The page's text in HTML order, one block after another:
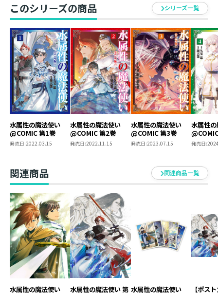
が始まる！
マイペースすぎる最強水魔法使いの気ままな冒険譚、待
望のコミカライズ第二弾！
このシリーズの商品 シリーズ一覧
水属性の魔法使い
@COMIC 第1巻
発売日:2022.03.15
水属性の魔法使い
@COMIC 第2巻
発売日:2022.11.15
水属性の魔法使い
@COMIC 第3巻
発売日:2023.07.15
水属性
発売日:
関連商品 関連商品一覧
水属性の魔法使い
水属性の魔法使い 第 水属性の魔法使い
【ポス